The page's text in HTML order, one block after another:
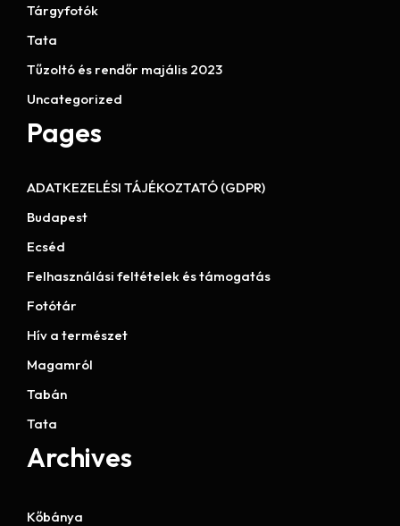
Tárgyfotók
Tata
Tűzoltó és rendőr majális 2023
Uncategorized
Pages
ADATKEZELÉSI TÁJÉKOZTATÓ (GDPR)
Budapest
Ecséd
Felhasználási feltételek és támogatás
Fotótár
Hív a természet
Magamról
Tabán
Tata
Archives
Kőbánya